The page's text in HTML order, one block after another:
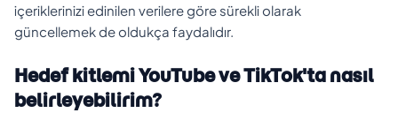
içeriklerinizi edinilen verilere göre sürekli olarak
güncellemek de oldukça faydalıdır.
Hedef kitlemi YouTube ve TikTok'ta nasıl
belirleyebilirim?